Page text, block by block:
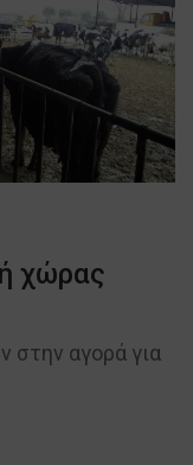
χώρας
στην αγορά για